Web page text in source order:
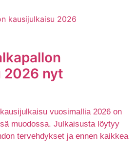
2026 nyt
vuosimallia 2026 on
muodossa. Julkaisusta löytyy
tervehdykset ja ennen kaikkea